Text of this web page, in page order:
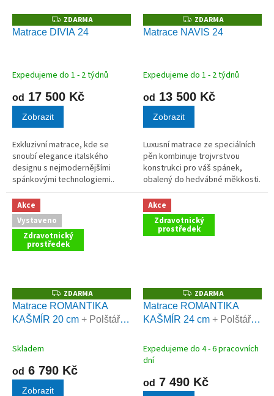
Z
D
A
ZDARMA
Matrace DIVIA 24
Expedujeme do 1 - 2 týdnů
od 17 500 Kč
Zobrazit
Exkluzivní matrace, kde se
snoubí elegance italského
designu s nejmodernějšími
spánkovými technologiemi..
Nosnost až 160 kg.
Z
D
A
ZDARMA
Matrace NAVIS 24
Expedujeme do 1 - 2 týdnů
od 13 500 Kč
Zobrazit
Luxusní matrace ze speciálních
pěn kombinuje trojvrstvou
konstrukci pro váš spánek,
obalený do hedvábné měkkosti.
Nosnost až 150 kg.
Akce
Vystaveno
Zdravotnický
prostředek
Z
D
A
R
ZDARMA
Matrace ROMANTIKA
KAŠMÍR 20 cm + Polštář
Skladem
od 6 790 Kč
Zobrazit
Akce
Zdravotnický
prostředek
Z
D
A
R
ZDARMA
Matrace ROMANTIKA
KAŠMÍR 24 cm + Polštář
Expedujeme do 4 - 6 pracovních
dní
od 7 490 Kč